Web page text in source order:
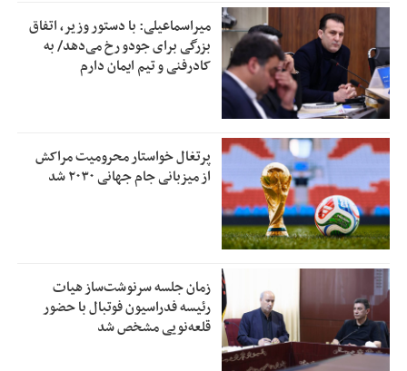
میراسماعیلی: با دستور وزیر، اتفاق
بزرگی برای جودو رخ می‌دهد/ به
کادرفنی و تیم ایمان دارم
پرتغال خواستار محرومیت مراکش
از میزبانی جام جهانی ۲۰۳۰ شد
زمان جلسه سرنوشت‌ساز هیات
رئیسه فدراسیون فوتبال با حضور
قلعه‌نویی مشخص شد